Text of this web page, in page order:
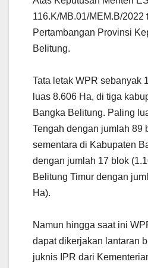
116.K/MB.01/MEM.B/2022
Pertambangan Provinsi
Belitung.
Tata letak WPR sebanyak
luas 8.606 Ha, di tiga
Bangka Belitung. Paling
Tengah dengan jumlah 89
sementara di Kabupaten
dengan jumlah 17 blok
Belitung Timur dengan
Ha).
Namun hingga saat ini
dapat dikerjakan lantaran
juknis IPR dari